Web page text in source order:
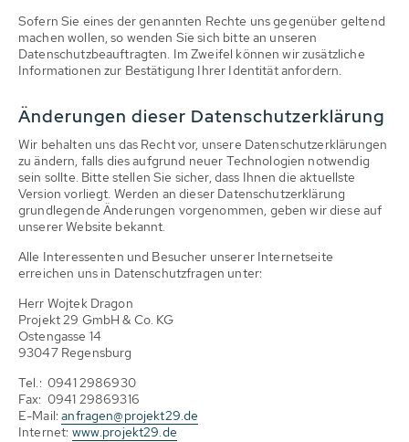
Sofern Sie eines der genannten Rechte uns gegenüber geltend
machen wollen, so wenden Sie sich bitte an unseren
Datenschutzbeauftragten. Im Zweifel können wir zusätzliche
Informationen zur Bestätigung Ihrer Identität anfordern.
Änderungen dieser Datenschutzerklärung
Wir behalten uns das Recht vor, unsere Datenschutzerklärungen
zu ändern, falls dies aufgrund neuer Technologien notwendig
sein sollte. Bitte stellen Sie sicher, dass Ihnen die aktuellste
Version vorliegt. Werden an dieser Datenschutzerklärung
grundlegende Änderungen vorgenommen, geben wir diese auf
unserer Website bekannt.
Alle Interessenten und Besucher unserer Internetseite
erreichen uns in Datenschutzfragen unter:
Herr Wojtek Dragon
Projekt 29 GmbH & Co. KG
Ostengasse 14
93047 Regensburg
Tel.: 0941 2986930
Fax: 0941 29869316
E-Mail:anfragen@projekt29.de
Internet: www.projekt29.de